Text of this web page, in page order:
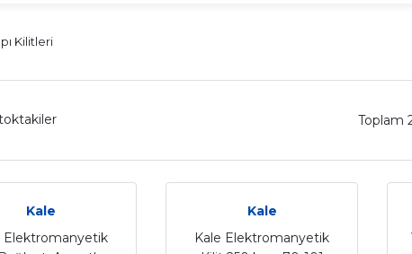
Kilitleri
Toplam
Kale
Elektromanyetik
Kale
Kale Elektromanyetik